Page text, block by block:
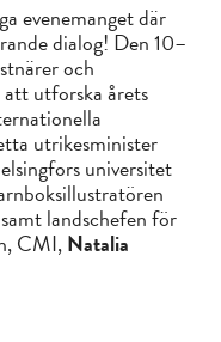
evenemanget där
dialog! Den 10–
och
utforska årets
utrikesminister
universitet
samt landschefen för
CMI,Natalia